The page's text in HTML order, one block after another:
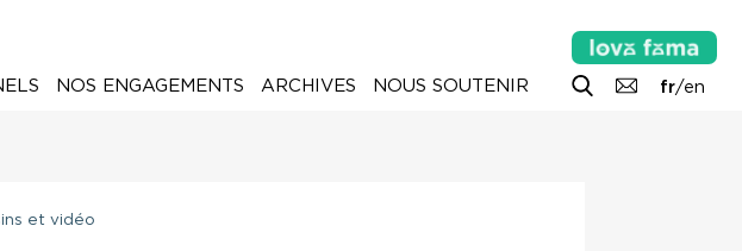
fr/en
NOS ENGAGEMENTS ARCHIVES NOUS SOUTENIR
et vidéo